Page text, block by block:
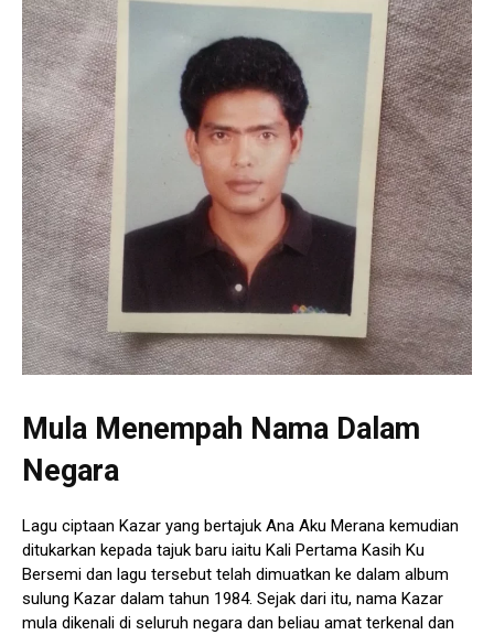
Mula Menempah Nama Dalam
Negara
Lagu ciptaan Kazar yang bertajuk Ana Aku Merana kemudian
ditukarkan kepada tajuk baru iaitu Kali Pertama Kasih Ku
Bersemi dan lagu tersebut telah dimuatkan ke dalam album
sulung Kazar dalam tahun 1984. Sejak dari itu, nama Kazar
mula dikenali di seluruh negara dan beliau amat terkenal dan